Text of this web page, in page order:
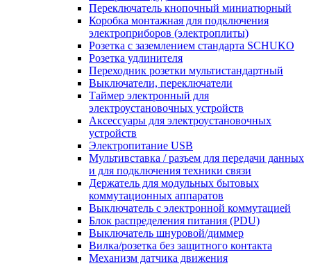
Переключатель кнопочный миниатюрный
Коробка монтажная для подключения
электроприборов (электроплиты)
Розетка с заземлением стандарта SCHUKO
Розетка удлинителя
Переходник розетки мультистандартный
Выключатели, переключатели
Таймер электронный для
электроустановочных устройств
Аксессуары для электроустановочных
устройств
Электропитание USB
Мультивставка / разъем для передачи данных
и для подключения техники связи
Держатель для модульных бытовых
коммутационных аппаратов
Выключатель с электронной коммутацией
Блок распределения питания (PDU)
Выключатель шнуровой/диммер
Вилка/розетка без защитного контакта
Механизм датчика движения